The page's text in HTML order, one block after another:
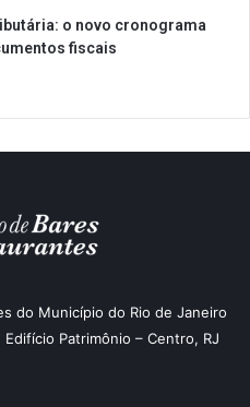
o novo cronograma
fiscais
do Município do Rio de Janeiro
Edifício Patrimônio – Centro, RJ